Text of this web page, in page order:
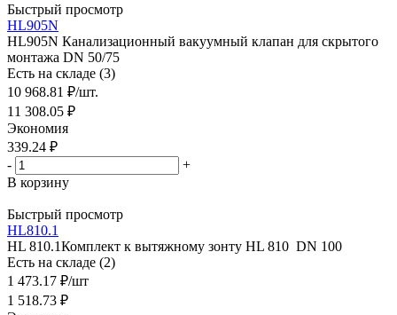
Быстрый просмотр
HL905N
HL905N Канализационный вакуумный клапан для скрытого
монтажа DN 50/75
Есть на складе (3)
10 968.81 ₽/шт.
11 308.05 ₽
Экономия
339.24 ₽
-
+
В корзину
Быстрый просмотр
HL810.1
HL 810.1Комплект к вытяжному зонту HL 810 DN 100
Есть на складе (2)
1 473.17 ₽/шт
1 518.73 ₽